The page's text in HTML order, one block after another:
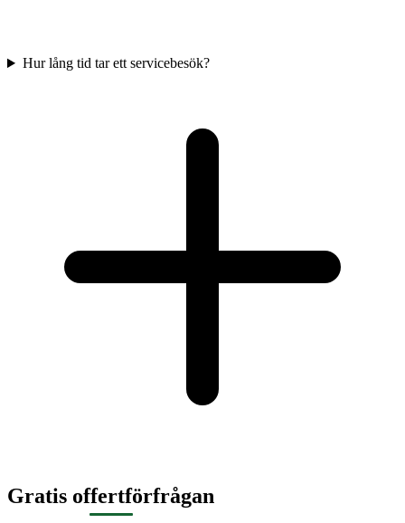
Hur lång tid tar ett servicebesök?
Gratis offertförfrågan